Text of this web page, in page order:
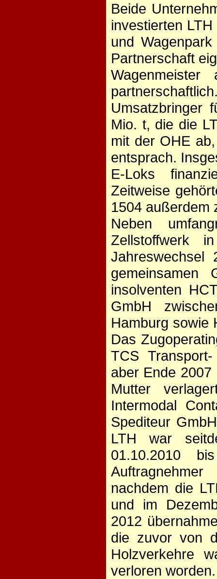
Beide
investierten
und
Partnerschaft
Umsatzbringer
Mio. t, die die
mit der OHE
entsprach.
E-Loks
Zeitweise
1504 außerdem
Neben
Zellstoffwerk
Jahreswechsel
insolventen
GmbH
Hamburg sowie
Das
TCS
aber Ende
Mutter
Intermodal
Spediteur
LTH war
01.10.2010
nachdem die
und im
2012
die zuvor von
Holzverkehre
verloren worden.